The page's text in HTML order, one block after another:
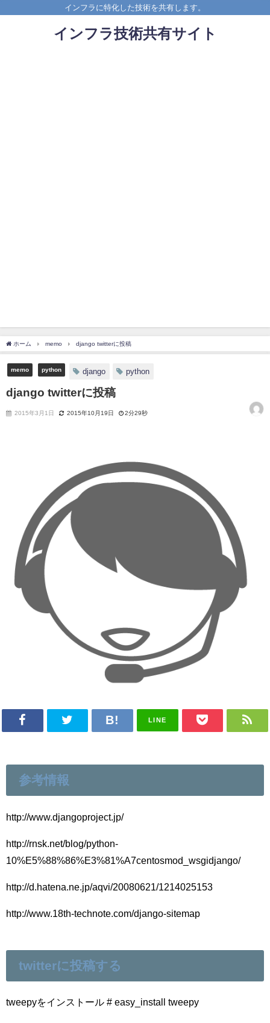
インフラに特化した技術を共有します。
インフラ技術共有サイト
ホーム memo django twitterに投稿
memo python django python
django twitterに投稿
2015年3月1日 2015年10月19日 2分29秒
LINE
参考情報
http://www.djangoproject.jp/
http://rnsk.net/blog/python-
10%E5%88%86%E3%81%A7centosmod_wsgidjango/
http://d.hatena.ne.jp/aqvi/20080621/1214025153
http://www.18th-technote.com/django-sitemap
twitterに投稿する
tweepyをインストール # easy_install tweepy